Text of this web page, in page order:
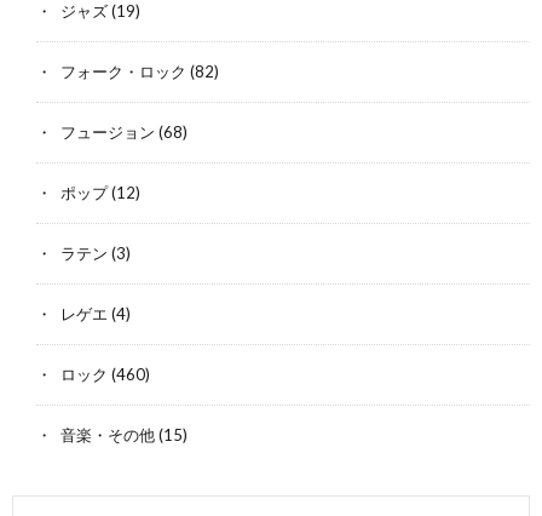
ジャズ(19)
フォーク・ロック (82)
フュージョン (68)
ポップ(12)
ラテン (3)
レゲエ (4)
ロック (460)
音楽・その他(15)